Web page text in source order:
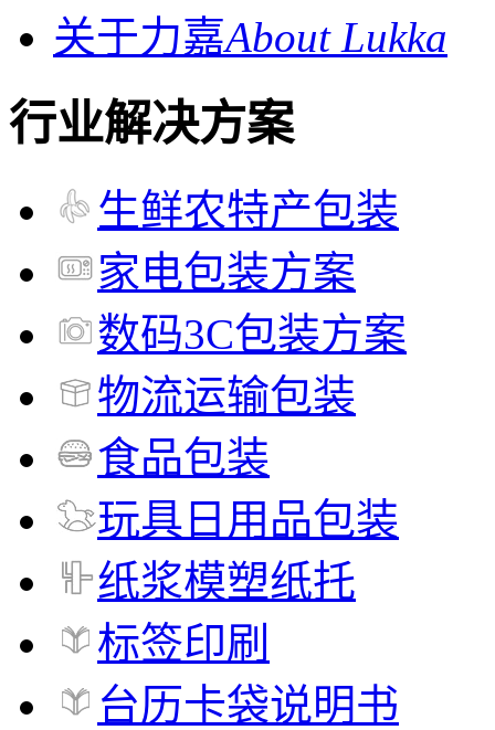
关于力嘉About Lukka
行业解决方案
生鲜农特产包装
家电包装方案
数码3C包装方案
物流运输包装
食品包装
玩具日用品包装
纸浆模塑纸托
标签印刷
台历卡袋说明书